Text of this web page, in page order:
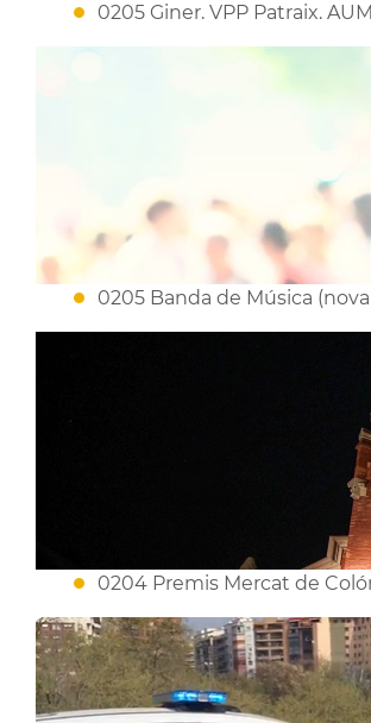
0205 Giner. VPP Patraix.
0205 Banda de Música
0204 Premis Mercat de